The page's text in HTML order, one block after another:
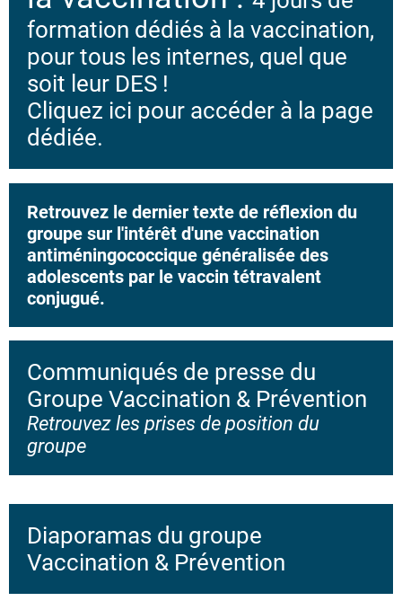
formation dédiés à la vaccination,
pour tous les internes, quel que
soit leur DES !
Cliquez ici pour accéder à la page
dédiée.
Retrouvez le dernier texte de réflexion du
groupe sur l'intérêt d'une vaccination
antiméningococcique généralisée des
adolescents par le vaccin tétravalent
conjugué.
Communiqués de presse du
Groupe Vaccination & Prévention
Retrouvez les prises de position du
groupe
Diaporamas du groupe
Vaccination & Prévention